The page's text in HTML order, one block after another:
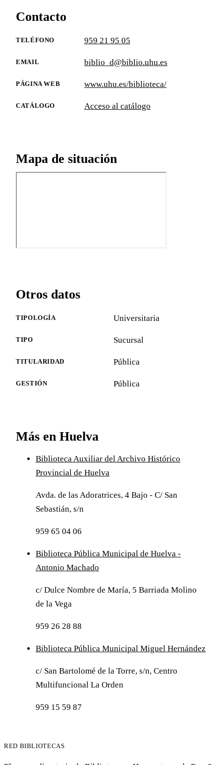
Contacto
TELÉFONO 959 21 95 05
EMAIL biblio_d@biblio.uhu.es
PÁGINA WEB www.uhu.es/biblioteca/
CATÁLOGO Acceso al catálogo
Mapa de situación
Otros datos
TIPOLOGÍA Universitaria
TIPO Sucursal
TITULARIDAD Pública
GESTIÓN Pública
Más en Huelva
Biblioteca Auxiliar del Archivo Histórico
Provincial de Huelva
Avda. de las Adoratrices, 4 Bajo - C/ San
Sebastián, s/n
959 65 04 06
Biblioteca Pública Municipal de Huelva -
Antonio Machado
c/ Dulce Nombre de María, 5 Barriada Molino
de la Vega
959 26 28 88
Biblioteca Pública Municipal Miguel Hernández
c/ San Bartolomé de la Torre, s/n, Centro
Multifuncional La Orden
959 15 59 87
RED BIBLIOTECAS